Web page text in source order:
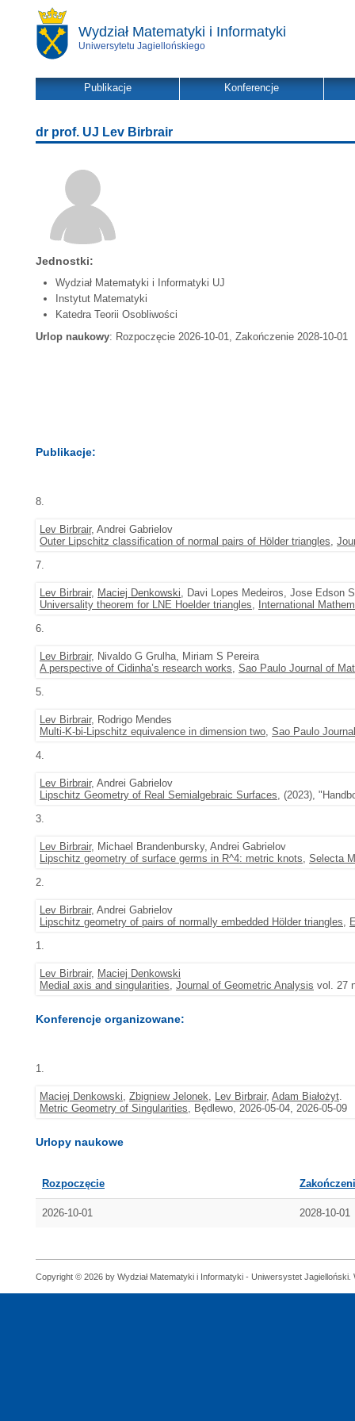
Wydział Matematyki i Informatyki
Uniwersytetu Jagiellońskiego
Publikacje Konferencje
dr prof. UJ Lev Birbrair
Jednostki:
Wydział Matematyki i Informatyki UJ
Instytut Matematyki
Katedra Teorii Osobliwości
Urlop naukowy: Rozpoczęcie 2026-10-01, Zakończenie 2028-10-01
Publikacje:
8.
Lev Birbrair, Andrei Gabrielov
Outer Lipschitz classification of normal pairs of Hölder triangles,
7.
Lev Birbrair, Maciej Denkowski, Davi Lopes Medeiros, Jose Edson
Universality theorem for LNE Hoelder triangles,
International
6.
Lev Birbrair, Nivaldo G Grulha, Miriam S Pereira
A perspective of Cidinha’s research works, Sao Paulo Journal of
5.
Lev Birbrair, Rodrigo Mendes
Multi-K-bi-Lipschitz equivalence in dimension two, Sao Paulo
4.
Lev Birbrair, Andrei Gabrielov
Lipschitz Geometry of Real Semialgebraic Surfaces, (2023),
3.
Lev Birbrair, Michael Brandenbursky, Andrei Gabrielov
Lipschitz geometry of surface germs in R^4: metric knots, Selecta
2.
Lev Birbrair, Andrei Gabrielov
Lipschitz geometry of pairs of normally embedded Hölder triangles,
1.
Lev Birbrair, Maciej Denkowski
Medial axis and singularities, Journal of Geometric Analysis vol. 27
Konferencje organizowane:
1.
Maciej Denkowski, Zbigniew Jelonek, Lev Birbrair, Adam Białożyt.
Metric Geometry of Singularities, Będlewo, 2026-05-04, 2026-05-09
Urlopy naukowe
Rozpoczęcie
2026-10-01 2028-10-01
Copyright © 2026 by Wydział Matematyki i Informatyki - Uniwersystet